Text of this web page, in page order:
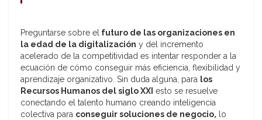
Preguntarse sobre el futuro de las organizaciones en
la edad de la digitalización y del incremento
acelerado de la competitividad es intentar responder a la
ecuación de cómo conseguir más eficiencia, flexibilidad y
aprendizaje organizativo. Sin duda alguna, para los
Recursos Humanos del siglo XXI esto se resuelve
conectando el talento humano creando inteligencia
colectiva para conseguir soluciones de negocio, lo